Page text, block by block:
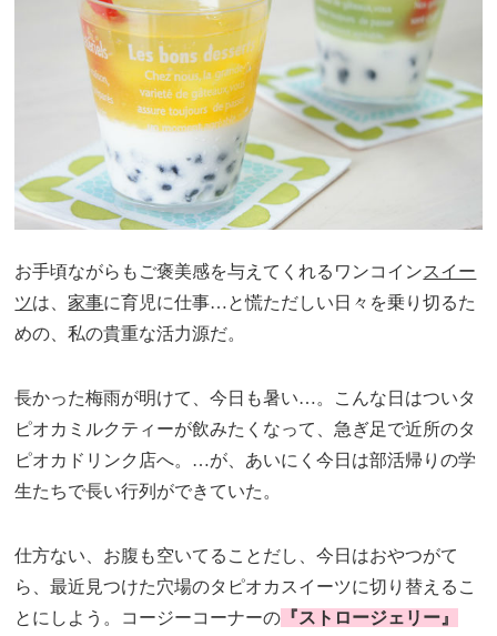
お手頃ながらもご褒美感を与えてくれるワンコインスイー
ツは、家事に育児に仕事…と慌ただしい日々を乗り切るた
めの、私の貴重な活力源だ。
長かった梅雨が明けて、今日も暑い…。こんな日はついタ
ピオカミルクティーが飲みたくなって、急ぎ足で近所のタ
ピオカドリンク店へ。…が、あいにく今日は部活帰りの学
生たちで長い行列ができていた。
仕方ない、お腹も空いてることだし、今日はおやつがて
ら、最近見つけた穴場のタピオカスイーツに切り替えるこ
とにしよう。コージーコーナーの 『ストロージェリー』